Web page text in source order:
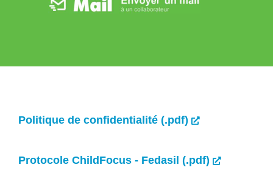
Politique de confidentialité (.pdf)
Protocole ChildFocus - Fedasil (.pdf)